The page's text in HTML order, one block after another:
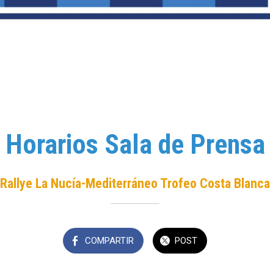
Horarios Sala de Prensa
Rallye La Nucía-Mediterráneo Trofeo Costa Blanca
COMPARTIR POST